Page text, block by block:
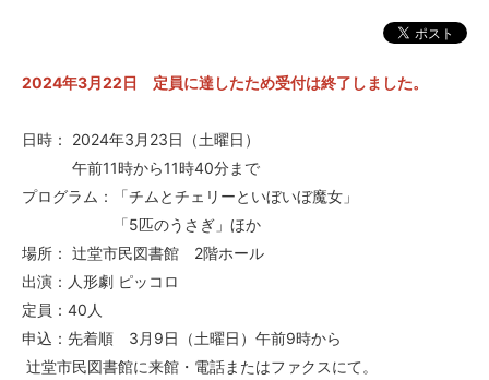
2024年3月22日 定員に達したため受付は終了しました。
日時： 2024年3月23日（土曜日）
午前11時から11時40分まで
プログラム：「チムとチェリーといぼいぼ魔女」
「5匹のうさぎ」ほか
場所： 辻堂市民図書館 2階ホール
出演：人形劇 ピッコロ
定員：40人
申込：先着順 3月9日（土曜日）午前9時から
辻堂市民図書館に来館・電話またはファクスにて。